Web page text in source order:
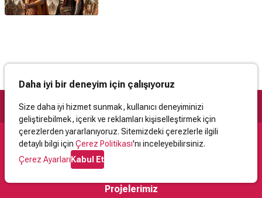
Daha iyi bir deneyim için çalışıyoruz
Size daha iyi hizmet sunmak, kullanıcı deneyiminizi
geliştirebilmek, içerik ve reklamları kişiselleştirmek için
çerezlerden yararlanıyoruz. Sitemizdeki çerezlerle ilgili
detaylı bilgi için Çerez Politikası'nı inceleyebilirsiniz.
Çerez AyarlarıKabul Et
Destek
İletişimYardımKullanıcı Sözleşmesi
Projelerimiz